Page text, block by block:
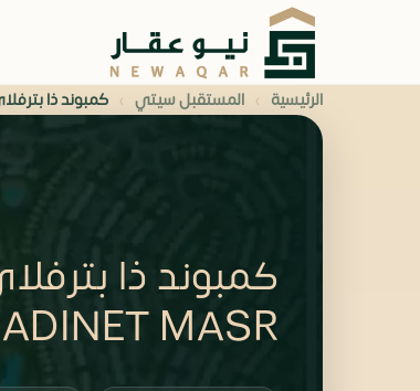
الرئيسية › المستقبل سيتي › كمبوند ذا
MASR